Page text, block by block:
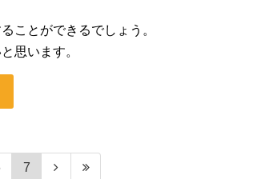
ことができるでしょう。
思います。
7